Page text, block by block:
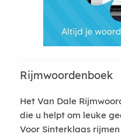
Rijmwoordenboek
Het Van Dale
die u helpt om leuke
Voor Sinterklaas